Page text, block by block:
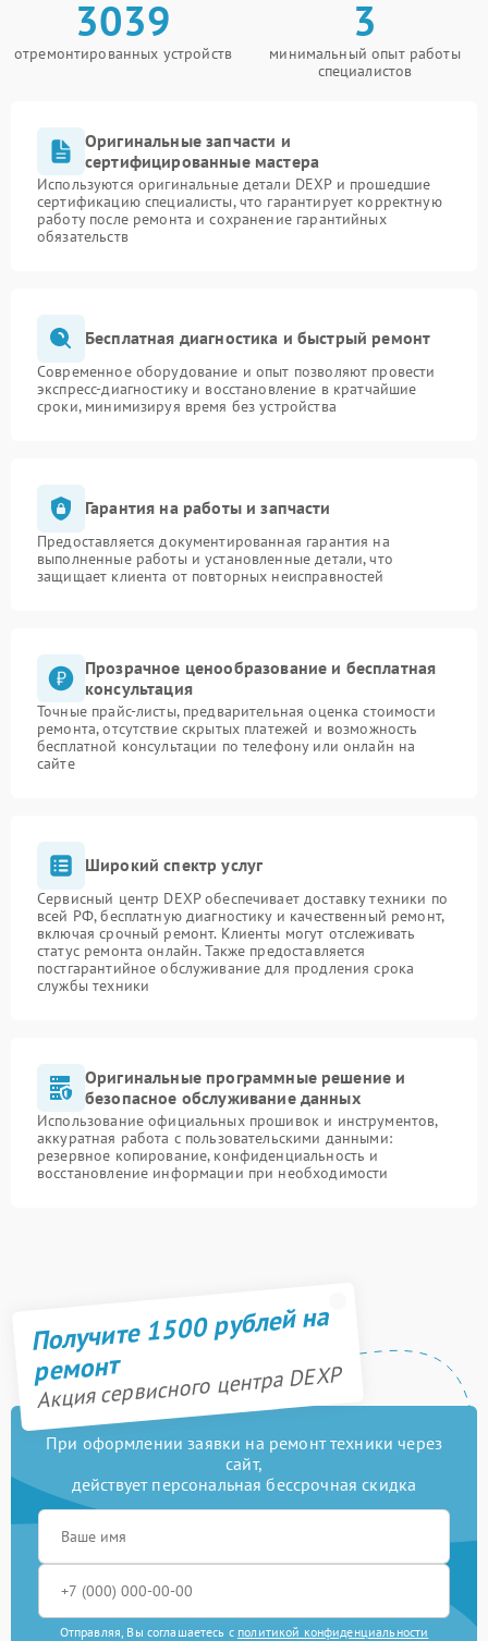
3039
отремонтированных устройств
3
минимальный опыт работы
специалистов
Оригинальные запчасти и
сертифицированные мастера
Используются оригинальные детали DEXP и прошедшие
сертификацию специалисты, что гарантирует корректную
работу после ремонта и сохранение гарантийных
обязательств
Бесплатная диагностика и быстрый ремонт
Современное оборудование и опыт позволяют провести
экспресс-диагностику и восстановление в кратчайшие
сроки, минимизируя время без устройства
Гарантия на работы и запчасти
Предоставляется документированная гарантия на
выполненные работы и установленные детали, что
защищает клиента от повторных неисправностей
Прозрачное ценообразование и бесплатная
консультация
Точные прайс-листы, предварительная оценка стоимости
ремонта, отсутствие скрытых платежей и возможность
бесплатной консультации по телефону или онлайн на
сайте
Широкий спектр услуг
Сервисный центр DEXP обеспечивает доставку техники по
всей РФ, бесплатную диагностику и качественный ремонт,
включая срочный ремонт. Клиенты могут отслеживать
статус ремонта онлайн. Также предоставляется
постгарантийное обслуживание для продления срока
службы техники
Оригинальные программные решение и
безопасное обслуживание данных
Использование официальных прошивок и инструментов,
аккуратная работа с пользовательскими данными:
резервное копирование, конфиденциальность и
восстановление информации при необходимости
Получите 1500 рублей на
ремонт
Акция сервисного центра DEXP
При оформлении заявки на ремонт техники через
сайт,
действует персональная бессрочная скидка
Отправляя, Вы соглашаетесь с политикой конфиденциальности